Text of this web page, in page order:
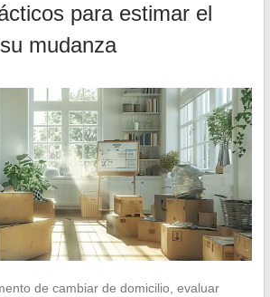
para estimar el
mudanza
de cambiar de domicilio, evaluar